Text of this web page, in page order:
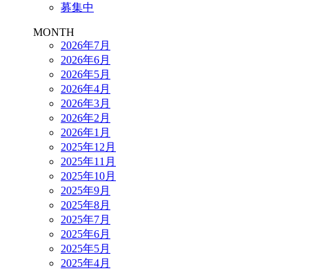
募集中
MONTH
2026年7月
2026年6月
2026年5月
2026年4月
2026年3月
2026年2月
2026年1月
2025年12月
2025年11月
2025年10月
2025年9月
2025年8月
2025年7月
2025年6月
2025年5月
2025年4月